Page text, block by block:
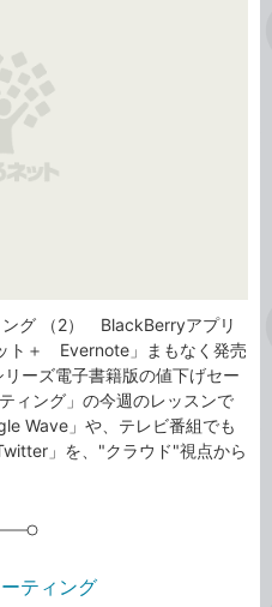
ング （2） BlackBerryアプリ
ト＋ Evernote」まもなく発売
ーズ電子書籍版の値下げセー
ィング」の今週のレッスンで
Wave」や、テレビ番組でも
」を、"クラウド"視点から
ティング